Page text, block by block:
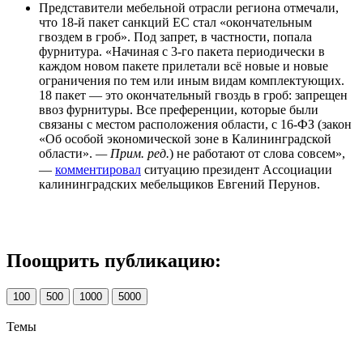
Представители мебельной отрасли региона отмечали,
что 18-й пакет санкций ЕС стал «окончательным
гвоздем в гроб». Под запрет, в частности, попала
фурнитура. «Начиная с 3-го пакета периодически в
каждом новом пакете прилетали всё новые и новые
ограничения по тем или иным видам комплектующих.
18 пакет — это окончательный гвоздь в гроб: запрещен
ввоз фурнитуры. Все преференции, которые были
связаны с местом расположения области, с 16-ФЗ (закон
«Об особой экономической зоне в Калининградской
области». — Прим. ред.) не работают от слова совсем»,
— комментировал ситуацию президент Ассоциации
калининградских мебельщиков Евгений Перунов.
Поощрить публикацию:
100 500 1000 5000
Темы